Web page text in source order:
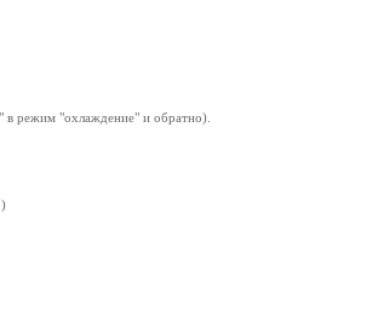
в режим "охлаждение" и обратно).